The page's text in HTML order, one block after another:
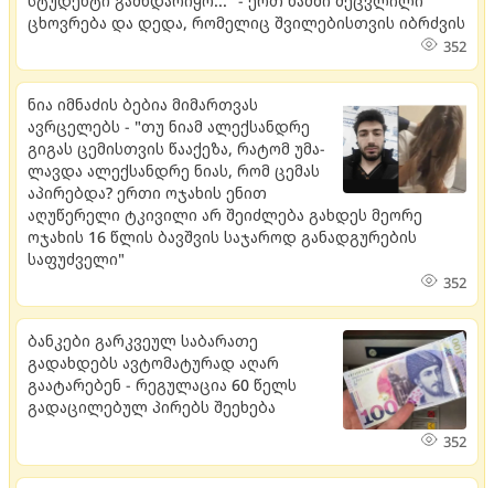
ცხოვრება და დედა, რომელიც შვილებისთვის იბრძვის
352
ნია იმნაძის ბებია მიმართვას
ავრცელებს - "თუ ნიამ ალექ­სან­დრე
გი­გას ცე­მის­თვის წა­ა­ქე­ზა, რა­ტომ უმა­
ლავ­და ალექ­სან­დრე ნიას, რომ ცე­მას
აპი­რებ­და? ერთი ოჯახის ენით
აღუწერელი ტკივილი არ შეიძლება გახდეს მეორე
ოჯახის 16 წლის ბავშვის საჯაროდ განადგურების
საფუძველი"
352
ბანკები გარკვეულ საბარათე
გადახდებს ავტომატურად აღარ
გაატარებენ - რეგულაცია 60 წელს
გადაცილებულ პირებს შეეხება
352